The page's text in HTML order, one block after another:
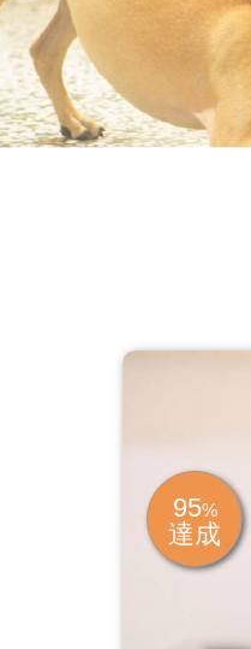
95%
達成